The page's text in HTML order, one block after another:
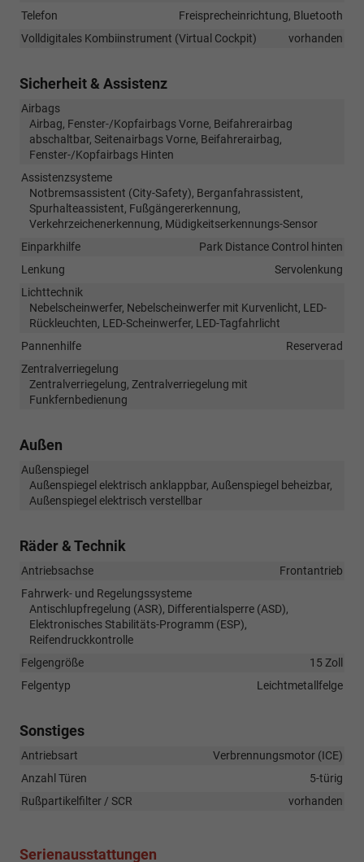
Telefon
Freisprecheinrichtung, Bluetooth
Volldigitales Kombiinstrument (Virtual Cockpit)
vorhanden
Sicherheit & Assistenz
Airbags
Airbag, Fenster-/Kopfairbags Vorne, Beifahrerairbag
abschaltbar, Seitenairbags Vorne, Beifahrerairbag,
Fenster-/Kopfairbags Hinten
Assistenzsysteme
Notbremsassistent (City-Safety), Berganfahrassistent,
Spurhalteassistent, Fußgängererkennung,
Verkehrzeichenerkennung, Müdigkeitserkennungs-Sensor
Einparkhilfe
Park Distance Control hinten
Lenkung
Servolenkung
Lichttechnik
Nebelscheinwerfer, Nebelscheinwerfer mit Kurvenlicht, LED-
Rückleuchten, LED-Scheinwerfer, LED-Tagfahrlicht
Pannenhilfe
Reserverad
Zentralverriegelung
Zentralverriegelung, Zentralverriegelung mit
Funkfernbedienung
Außen
Außenspiegel
Außenspiegel elektrisch anklappbar, Außenspiegel beheizbar,
Außenspiegel elektrisch verstellbar
Räder & Technik
Antriebsachse
Frontantrieb
Fahrwerk- und Regelungssysteme
Antischlupfregelung (ASR), Differentialsperre (ASD),
Elektronisches Stabilitäts-Programm (ESP),
Reifendruckkontrolle
Felgengröße
15 Zoll
Felgentyp
Leichtmetallfelge
Sonstiges
Antriebsart
Verbrennungsmotor (ICE)
Anzahl Türen
5-türig
Rußpartikelfilter / SCR
vorhanden
Serienausstattungen